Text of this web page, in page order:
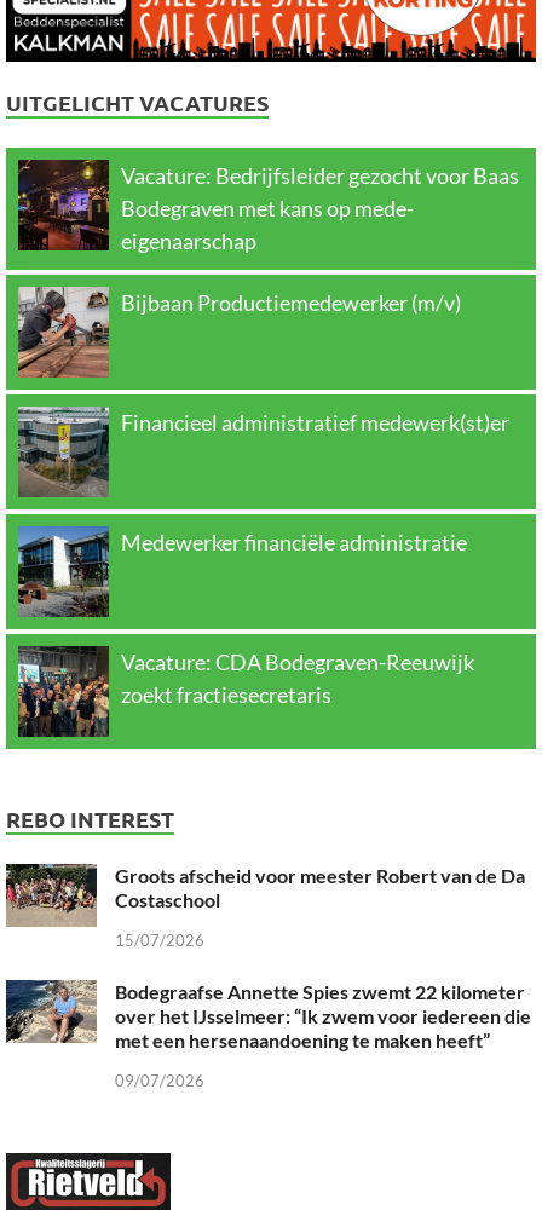
UITGELICHT VACATURES
Vacature: Bedrijfsleider gezocht voor Baas
Bodegraven met kans op mede-
eigenaarschap
Bijbaan Productiemedewerker (m/v)
Financieel administratief medewerk(st)er
Medewerker financiële administratie
Vacature: CDA Bodegraven-Reeuwijk
zoekt fractiesecretaris
REBO INTEREST
Groots afscheid voor meester Robert van de Da
Costaschool
15/07/2026
Bodegraafse Annette Spies zwemt 22 kilometer
over het IJsselmeer: “Ik zwem voor iedereen die
met een hersenaandoening te maken heeft”
09/07/2026